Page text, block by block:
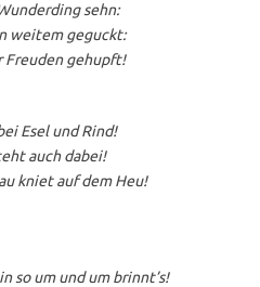
sehn:
weitem geguckt:
Freuden gehupft!
Esel und Rind!
auch dabei!
kniet auf dem Heu!
so um und um brinnt’s!